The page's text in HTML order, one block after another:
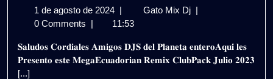
1 de agosto de 2024 1
de
de
2024
| Gato Mix Dj 𝐄𝐂𝐔𝐀𝐃𝐎𝐑𝐈𝐀𝐍
𝐏𝐀𝐂𝐊
𝐉𝐔𝐋𝐈𝐎
|
0 Comments | 11:53
𝐒𝐚𝐥𝐮𝐝𝐨𝐬 𝐂𝐨𝐫𝐝𝐢𝐚𝐥𝐞𝐬 𝐀𝐦𝐢𝐠𝐨𝐬 𝐃𝐉𝐒 𝐝𝐞𝐥 𝐏𝐥𝐚𝐧𝐞𝐭𝐚 𝐞𝐧𝐭𝐞𝐫𝐨𝐀𝐪𝐮𝐢́ 𝐥𝐞𝐬
𝐏𝐫𝐞𝐬𝐞𝐧𝐭𝐨 𝐞𝐬𝐭𝐞 𝐌𝐞𝐠𝐚𝐄𝐜𝐮𝐚𝐝𝐨𝐫𝐢𝐚𝐧 𝐑𝐞𝐦𝐢𝐱 𝐂𝐥𝐮𝐛𝐏𝐚𝐜𝐤 𝐉𝐮𝐥𝐢𝐨 𝟐𝟎𝟐𝟑
[...]